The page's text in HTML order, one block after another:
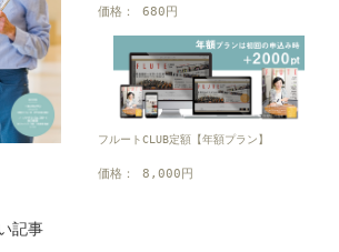
価格： 680円
フルートCLUB定額【年額プラン】
価格： 8,000円
記事